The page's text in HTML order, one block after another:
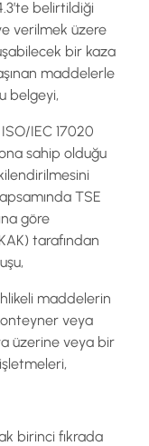
belirtildiği
verilmek üzere
bir kaza
maddelerle
belgeyi,
IEC 17020
sahip olduğu
TSE
göre
tarafından
maddelerin
veya
üzerine veya bir
birinci fıkrada